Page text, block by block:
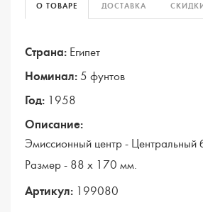
О ТОВАРЕ ДОСТАВКА
Страна: Египет
Номинал: 5 фунтов
Год: 1958
Описание:
Эмиссионный центр - Центральный
Размер - 88 х 170 мм.
Артикул: 199080